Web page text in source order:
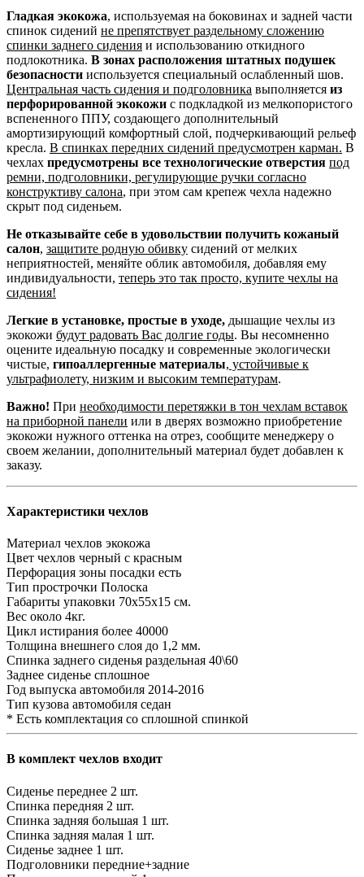
Гладкая экокожа, используемая на боковинах и задней части
спинок сидений не препятствует раздельному сложению
спинки заднего сидения и использованию откидного
подлокотника. В зонах расположения штатных подушек
безопасности используется специальный ослабленный шов.
Центральная часть сидения и подголовника выполняется из
перфорированной экокожи с подкладкой из мелкопористого
вспененного ППУ, создающего дополнительный
амортизирующий комфортный слой, подчеркивающий рельеф
кресла. В спинках передних сидений предусмотрен карман. В
чехлах предусмотрены все технологические отверстия под
ремни, подголовники, регулирующие ручки согласно
конструктиву салона, при этом сам крепеж чехла надежно
скрыт под сиденьем.
Не отказывайте себе в удовольствии получить кожаный
салон, защитите родную обивку сидений от мелких
неприятностей, меняйте облик автомобиля, добавляя ему
индивидуальности, теперь это так просто, купите чехлы на
сидения!
Легкие в установке, простые в уходе, дышащие чехлы из
экокожи будут радовать Вас долгие годы. Вы несомненно
оцените идеальную посадку и современные экологически
чистые, гипоаллергенные материалы, устойчивые к
ультрафиолету, низким и высоким температурам.
Важно! При необходимости перетяжки в тон чехлам вставок
на приборной панели или в дверях возможно приобретение
экокожи нужного оттенка на отрез, сообщите менеджеру о
своем желании, дополнительный материал будет добавлен к
заказу.
Характеристики чехлов
Материал чехлов экокожа
Цвет чехлов черный с красным
Перфорация зоны посадки есть
Тип прострочки Полоска
Габариты упаковки 70х55х15 см.
Вес около 4кг.
Цикл истирания более 40000
Толщина внешнего слоя до 1,2 мм.
Спинка заднего сиденья раздельная 40\60
Заднее сиденье сплошное
Год выпуска автомобиля 2014-2016
Тип кузова автомобиля седан
* Есть комплектация со сплошной спинкой
В комплект чехлов входит
Сиденье переднее 2 шт.
Спинка передняя 2 шт.
Спинка задняя большая 1 шт.
Спинка задняя малая 1 шт.
Сиденье заднее 1 шт.
Подголовники передние+задние